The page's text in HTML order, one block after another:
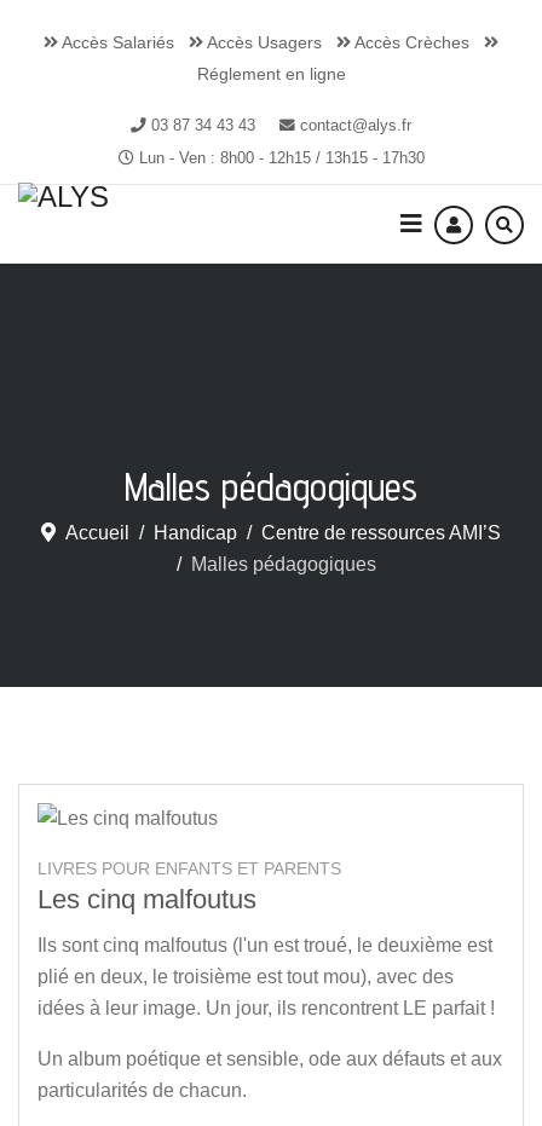
Accès Salariés Accès Usagers
Accès Crèches
Réglement en ligne
03 87 34 43 43
contact@alys.fr
Lun - Ven : 8h00 - 12h15 / 13h15 - 17h30
Malles pédagogiques
Accueil Handicap
Centre de ressources AMI’S
Malles pédagogiques
LIVRES POUR ENFANTS ET PARENTS
Les cinq malfoutus
Ils sont cinq malfoutus (l'un est troué, le deuxième est
plié en deux, le troisième est tout mou), avec des
idées à leur image. Un jour, ils rencontrent LE parfait !
Un album poétique et sensible, ode aux défauts et aux
particularités de chacun.